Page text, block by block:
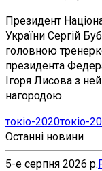
Президент
України Сергій
головною
президента
Ігоря Лисова з
нагородою.
токіо-2020токіо-
Останні новини
5-е серпня 2026 р.